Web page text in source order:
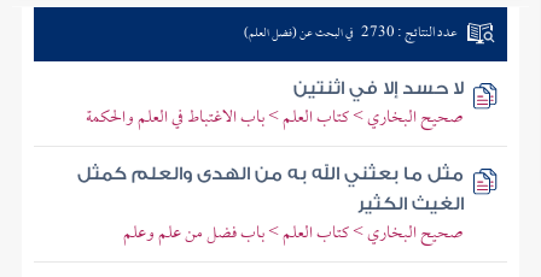
عدد النتائج : 2730 في البحث عن (فضل العلم)
لا حسد إلا في اثنتين
صحيح البخاري > كتاب العلم > باب الاغتباط في العلم والحكمة
مثل ما بعثني الله به من الهدى والعلم كمثل
الغيث الكثير
صحيح البخاري > كتاب العلم > باب فضل من علم وعلم